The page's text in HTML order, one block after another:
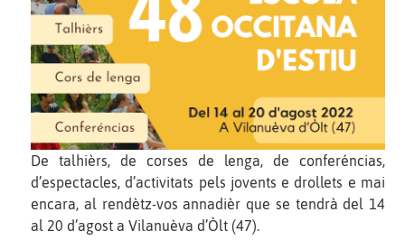
De talhièrs, de corses de lenga, de conferéncias,
d’espectacles, d’activitats pels jovents e drollets e mai
encara, al rendètz-vos annadièr que se tendrà del 14
al 20 d’agost a Vilanuèva d’Òlt (47).